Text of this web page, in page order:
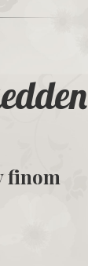
finom